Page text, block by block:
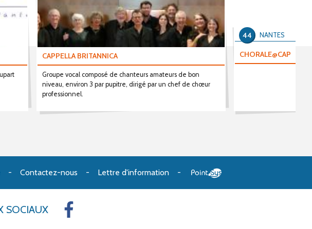
CAPPELLA BRITANNICA
Groupe vocal composé de chanteurs amateurs de bon
niveau, environ 3 par pupitre, dirigé par un chef de chœur
professionnel.
CHORALE@CAP
NANTES
44
Contactez-nous Lettre d'information
SOCIAUX